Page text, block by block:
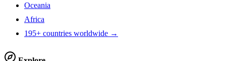
Oceania
Africa
195+ countries worldwide →